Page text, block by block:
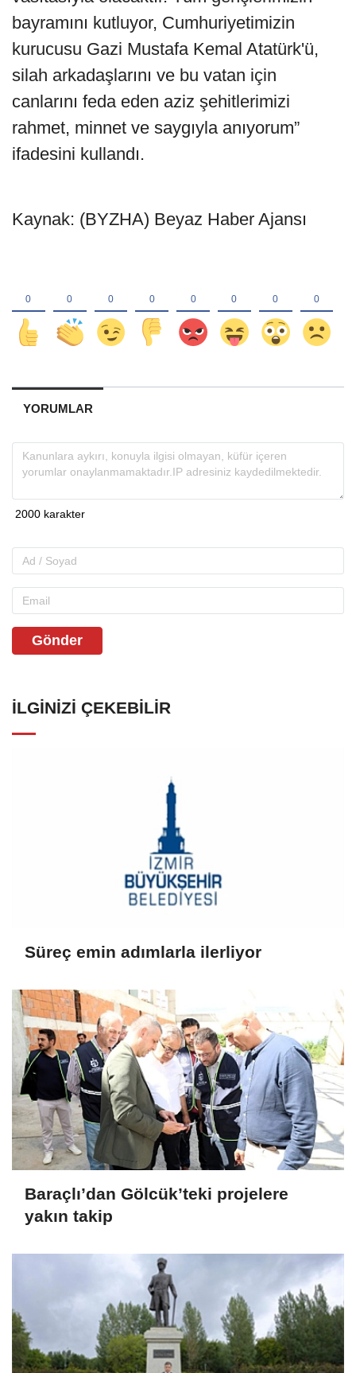
bayramını kutluyor, Cumhuriyetimizin
kurucusu Gazi Mustafa Kemal Atatürk'ü,
silah arkadaşlarını ve bu vatan için
canlarını feda eden aziz şehitlerimizi
rahmet, minnet ve saygıyla anıyorum”
ifadesini kullandı.
Kaynak: (BYZHA) Beyaz Haber Ajansı
YORUMLAR
Gönder
İLGINIZI ÇEKEBILIR
Süreç emin adımlarla ilerliyor
Baraçlı’dan Gölcük’teki projelere
yakın takip